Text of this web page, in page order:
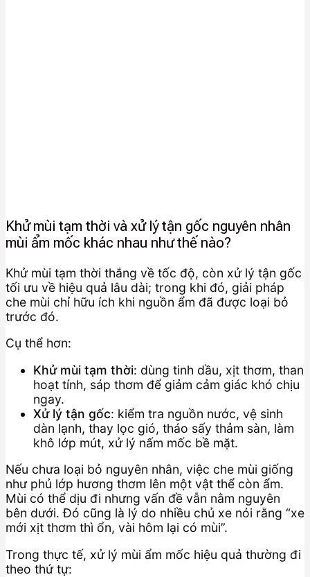
Khử mùi tạm thời và xử lý tận gốc nguyên nhân
mùi ẩm mốc khác nhau như thế nào?
Khử mùi tạm thời thắng về tốc độ, còn xử lý tận gốc
tối ưu về hiệu quả lâu dài; trong khi đó, giải pháp
che mùi chỉ hữu ích khi nguồn ẩm đã được loại bỏ
trước đó.
Cụ thể hơn:
Khử mùi tạm thời: dùng tinh dầu, xịt thơm, than
hoạt tính, sáp thơm để giảm cảm giác khó chịu
ngay.
Xử lý tận gốc: kiểm tra nguồn nước, vệ sinh
dàn lạnh, thay lọc gió, tháo sấy thảm sàn, làm
khô lớp mút, xử lý nấm mốc bề mặt.
Nếu chưa loại bỏ nguyên nhân, việc che mùi giống
như phủ lớp hương thơm lên một vật thể còn ẩm.
Mùi có thể dịu đi nhưng vấn đề vẫn nằm nguyên
bên dưới. Đó cũng là lý do nhiều chủ xe nói rằng “xe
mới xịt thơm thì ổn, vài hôm lại có mùi”.
Trong thực tế, xử lý mùi ẩm mốc hiệu quả thường đi
theo thứ tự: